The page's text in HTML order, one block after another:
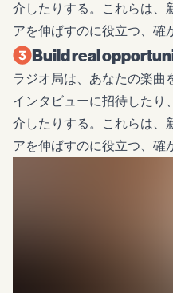
介したりする。これらは、
アを伸ばすのに役立つ、確
Build real
ラジオ局は、あなたの楽曲
インタビューに招待したり
介したりする。これらは、
アを伸ばすのに役立つ、確